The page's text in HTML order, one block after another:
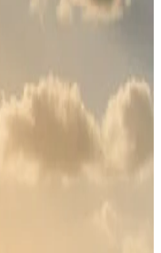
إدارة الحجز
حكايات من بريستول